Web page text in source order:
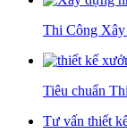
Thi Công Xây
Tiêu chuẩn
Tư vấn thiết